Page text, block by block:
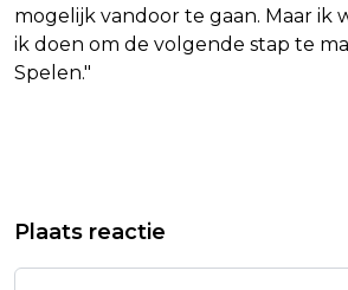
mogelijk vandoor te gaan. Maar ik
ik doen om de volgende stap te
Spelen."
FOCUS OP FED EN INFLATIE
TENNISSER MURRAY
DEELNAME AAN SPELEN
Plaats reactie